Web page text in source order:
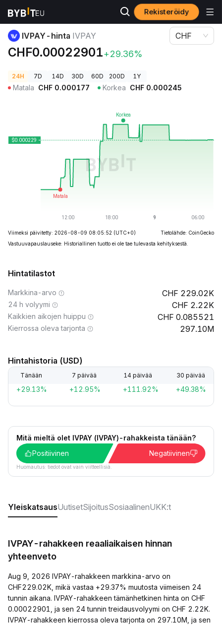
Rekisteröidy
Kryptohinnat
IVPAY-hinta IVPAY
CHF0.00022901+29.36%
CHF
24H 7D 14D 30D 60D 200D 1Y
Matala CHF 0.000177 Korkea CHF 0.000245
Viimeksi päivitetty: 2026-08-09 08:05:52 (UTC+0)
Tietolähde: CoinGecko
Vastuuvapauslauseke: Historiallinen tuotto ei ole tae tulevasta kehityksestä.
Hintatilastot
Markkina-arvo 229.02K
24 h volyymi 2.22K
Kaikkien aikojen huippu 0.085521
Kierrossa oleva tarjonta 297.10M
Hintahistoria (USD)
Tänään 7 päivää 14 päivää 30 päivää
+29.13% +12.95% +111.92% +49.38%
Mitä mieltä olet IVPAY (IVPAY)-rahakkeista tänään?
Positiivinen
Negatiivinen
Huomautus: tiedot ovat vain viitteellisiä.
YleiskatsausUutisetSijoitusSosiaalinenUKK:t
IVPAY-rahakkeen reaaliaikaisen hinnan
yhteenveto
Aug 9, 2026 IVPAY-rahakkeen markkina-arvo on
CHF229.02K, mikä vastaa +29.37% muutosta viimeisen 24
tunnin aikana. IVPAY-rahakkeen tämänhetkinen hinta on CHF
0.00022901, ja sen 24 tunnin treidausvolyymi on CHF 2.22K.
IVPAY-rahakkeen kierrossa oleva tarjonta on 297.10M, ja sen